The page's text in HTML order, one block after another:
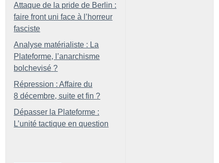
Attaque de la pride de Berlin :
faire front uni face à l’horreur
fasciste
Analyse matérialiste : La
Plateforme, l’anarchisme
bolchevisé ?
Répression : Affaire du
8 décembre, suite et fin ?
Dépasser la Plateforme :
L’unité tactique en question